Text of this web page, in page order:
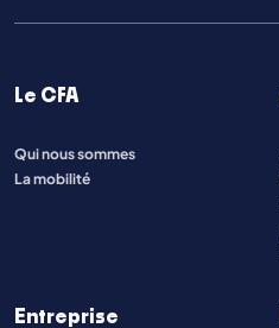
Le CFA
Qui nous sommes
La mobilité
Entreprise